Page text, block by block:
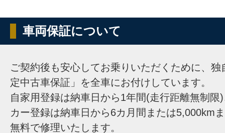
車両保証について
ご契約後も安心してお乗りいただくために、
定中古車保証」を全車にお付けしています。
自家用登録は納車日から1年間(走行距離無制限
カー登録は納車日から6カ月間または5,000km
無料で修理いたします。